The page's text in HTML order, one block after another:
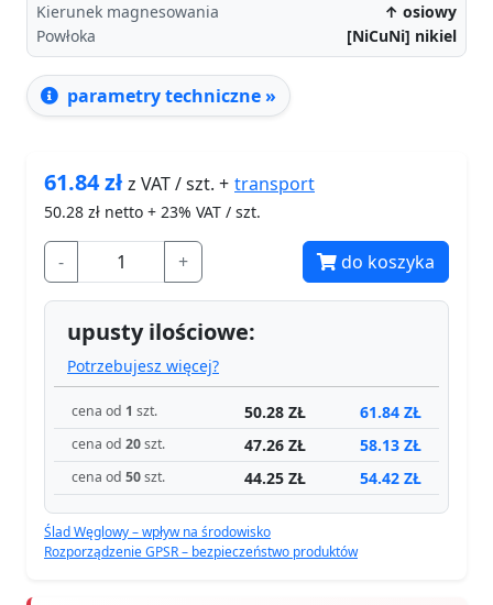
Kierunek magnesowania
↑ osiowy
Powłoka
[NiCuNi] nikiel
parametry techniczne »
61.84złz VAT / szt. + transport
50.28 zł netto + 23% VAT / szt.
- + do koszyka
upusty ilościowe:
Potrzebujesz więcej?
cena od 1 szt. 50.28 ZŁ 61.84 ZŁ
cena od 20szt. 47.26 ZŁ 58.13 ZŁ
cena od 50szt. 44.25 ZŁ 54.42 ZŁ
Ślad Węglowy – wpływ na środowisko
Rozporządzenie GPSR – bezpieczeństwo produktów